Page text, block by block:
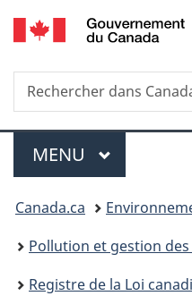
Recherche
Rechercher
dans
Menu
MENU PRINCIPAL
Vous
êtes
ici :
Canada.ca
Pollution et gestion
Registre de la Loi canadienne